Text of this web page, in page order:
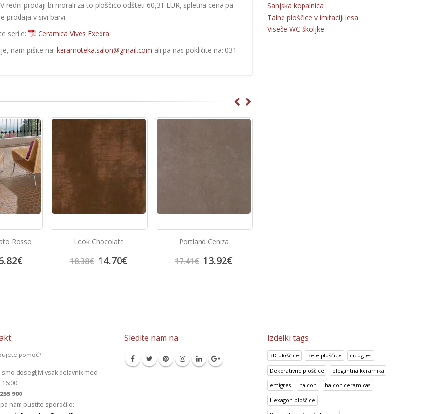
redni prodaji bi morali za to ploščico odšteti 60,31 EUR, spletna cena pa
prodaja v sivi barvi.
serije:
Ceramica Vives Exedra
nam pišite na: keramoteka.salon@gmail.com ali pa nas pokličite na: 031
Rosso
€
Look Chocolate
18.38€ 14.70€
Portland Ceniza
17.41€ 13.92€
Sanjska kopalnica
Talne ploščice v imitaciji lesa
Viseče WC školjke
pomoč?
smo dosegljivi vsak delavnik med
16:00.
900
pa nam pustite sporočilo:
Sledite nam na Izdelki tags
3D ploščice Bele ploščice cicogres
Dekorativne ploščice elegantna keramika
emigres halcon halcon ceramicas
Hexagon ploščice